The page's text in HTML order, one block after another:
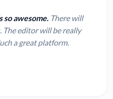
so awesome. There will
The editor will be really
a great platform.